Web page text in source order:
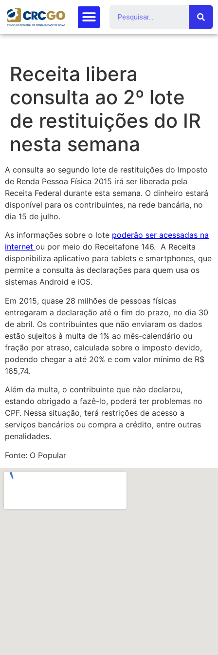
Receita libera
consulta ao 2º lote
de restituições do IR
nesta semana
A consulta ao segundo lote de restituições do Imposto
de Renda Pessoa Física 2015 irá ser liberada pela
Receita Federal durante esta semana. O dinheiro estará
disponível para os contribuintes, na rede bancária, no
dia 15 de julho.
As informações sobre o lote poderão ser acessadas na
internet ou por meio do Receitafone 146. A Receita
disponibiliza aplicativo para tablets e smartphones, que
permite a consulta às declarações para quem usa os
sistemas Android e iOS.
Em 2015, quase 28 milhões de pessoas físicas
entregaram a declaração até o fim do prazo, no dia 30
de abril. Os contribuintes que não enviaram os dados
estão sujeitos à multa de 1% ao mês-calendário ou
fração por atraso, calculada sobre o imposto devido,
podendo chegar a até 20% e com valor mínimo de R$
165,74.
Além da multa, o contribuinte que não declarou,
estando obrigado a fazê-lo, poderá ter problemas no
CPF. Nessa situação, terá restrições de acesso a
serviços bancários ou compra a crédito, entre outras
penalidades.
Fonte: O Popular